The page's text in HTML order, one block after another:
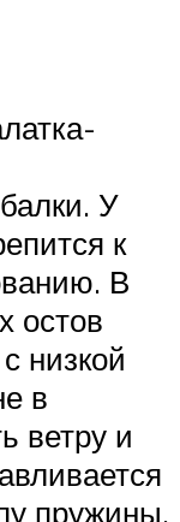
У
к
В
остов
низкой
в
ветру и
пружины.